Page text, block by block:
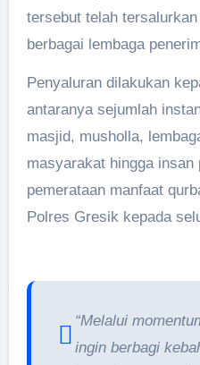
tersebut telah
berbagai lembaga
Penyaluran dilakukan
antaranya sejumlah
masjid, musholla,
masyarakat hingga
pemerataan manfaat
Polres Gresik kepada
“Melalui
ingin berbagi